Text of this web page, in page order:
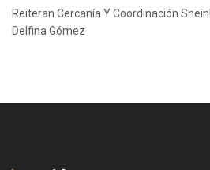
Reiteran Cercanía Y Coordinación
Delfina Gómez